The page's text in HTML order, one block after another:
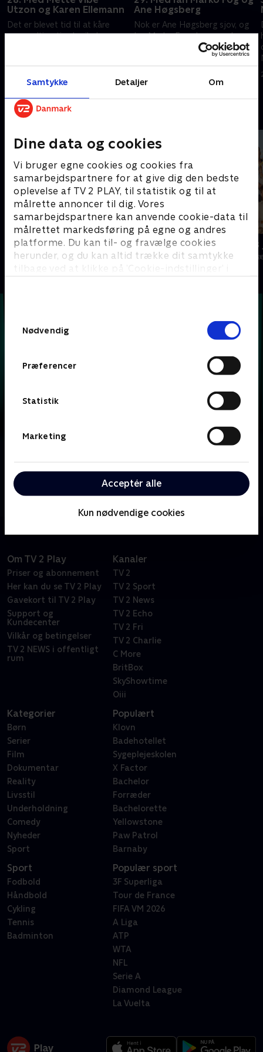
Samtykke Detaljer Om
Dine data og cookies
Vi bruger egne cookies og cookies fra
samarbejdspartnere for at give dig den bedste
oplevelse af TV 2 PLAY, til statistik og til at
målrette annoncer til dig. Vores
samarbejdspartnere kan anvende cookie-data til
målrettet markedsføring på egne og andres
platforme. Du kan til- og fravælge cookies
herunder, og du kan altid trække dit samtykke
tilbage ved at klikke på ’Cookie-indstillinger’ i
Nødvendig
Præferencer
Statistik
Marketing
Acceptér alle
Kun nødvendige cookies
Utzon og Karen Ellemann
Det er blevet tid til at kåre
ugens ultimative krejlerkonge.
spændende ting fra nær og
Ane Høgsberg
Nok er Ane Høgsberg sjov, og
Ian Marko Fog skarp med en
håndbold, men hverken vitser
eller boldfinter kan sikre dem
sejren i 'Krejlerkongen'.
Andre så også
Hvem vil være millionær? Classic
Quiz-shows • 12 sæsoner
24
TV-Shows • 1
Lasse Rimmer er vært, når to hold kendte danskere
skal bluffe, gætte, købe og sælge sig igennem en
Om TV 2 Play
Priser og abonnement
Her kan du se TV 2 Play
Gavekort til TV 2 Play
Support og
Kundecenter
Vilkår og betingelser
TV 2 NEWS i offentligt
rum
Kanaler
TV 2
TV 2 Sport
TV 2 News
TV 2 Echo
TV 2 Fri
TV 2 Charlie
C More
BritBox
SkyShowtime
Oiii
Kategorier
Børn
Serier
Film
Dokumentar
Reality
Livsstil
Underholdning
Comedy
Nyheder
Sport
Populært
Klovn
Badehotellet
Sygeplejeskolen
X Factor
Bachelor
Forræder
Bachelorette
Yellowstone
Paw Patrol
Barnaby
Sport
Fodbold
Håndbold
Cykling
Tennis
Badminton
Populær sport
3F Superliga
Tour de France
FIFA VM 2026
A Liga
ATP
WTA
NFL
Serie A
Diamond League
La Vuelta